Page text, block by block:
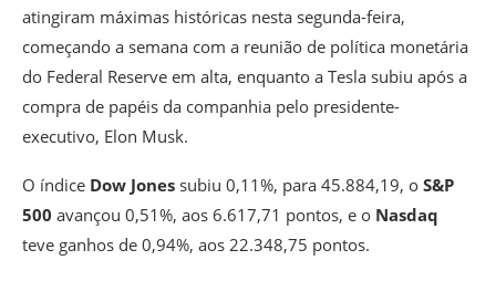
atingiram máximas históricas nesta segunda-feira,
começando a semana com a reunião de política monetária
do Federal Reserve em alta, enquanto a Tesla subiu após a
compra de papéis da companhia pelo presidente-
executivo, Elon Musk.
O índice Dow Jones subiu 0,11%, para 45.884,19, o S&P
500 avançou 0,51%, aos 6.617,71 pontos, e o Nasdaq
teve ganhos de 0,94%, aos 22.348,75 pontos.